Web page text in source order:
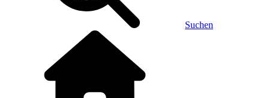
Suchen